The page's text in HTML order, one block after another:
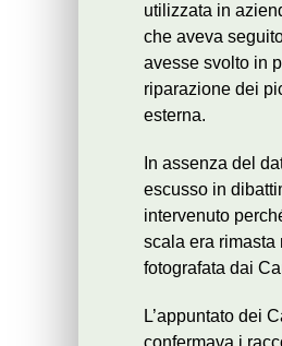
utilizzata in
che aveva
avesse svolto in
riparazione dei
esterna.
In assenza del
escusso in
intervenuto
scala era rimasta
fotografata dai
L’appuntato dei